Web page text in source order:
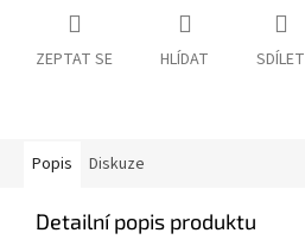
ZEPTAT SE HLÍDAT SDÍLET
Popis Diskuze
Detailní popis produktu